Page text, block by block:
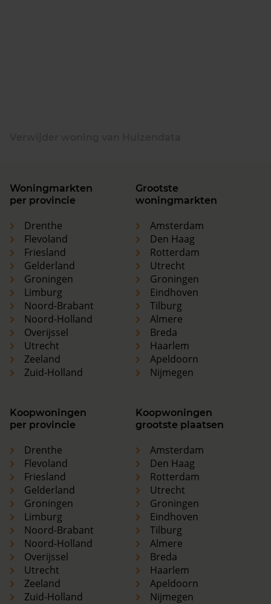
Woningmarkten
per provincie
Drenthe
Flevoland
Friesland
Gelderland
Groningen
Limburg
Noord-Brabant
Noord-Holland
Overijssel
Utrecht
Zeeland
Zuid-Holland
Grootste
woningmarkten
Amsterdam
Den Haag
Rotterdam
Utrecht
Groningen
Eindhoven
Tilburg
Almere
Breda
Haarlem
Apeldoorn
Nijmegen
Koopwoningen
per provincie
Drenthe
Flevoland
Friesland
Gelderland
Groningen
Limburg
Noord-Brabant
Noord-Holland
Overijssel
Utrecht
Zeeland
Zuid-Holland
Koopwoningen
grootste plaatsen
Amsterdam
Den Haag
Rotterdam
Utrecht
Groningen
Eindhoven
Tilburg
Almere
Breda
Haarlem
Apeldoorn
Nijmegen